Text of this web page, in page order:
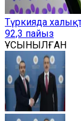
Түркияда
92,3 пайыз
ҰСЫНЫЛҒАН